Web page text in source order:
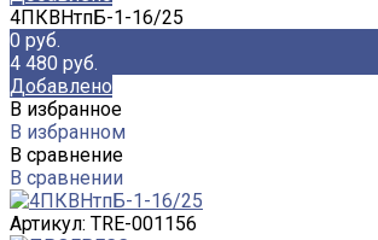
4ПКВНтпБ-1-16/25
0 руб.
4 480 руб.
Добавлено
В избранное
В избранном
В сравнение
В сравнении
Артикул: TRE-001156